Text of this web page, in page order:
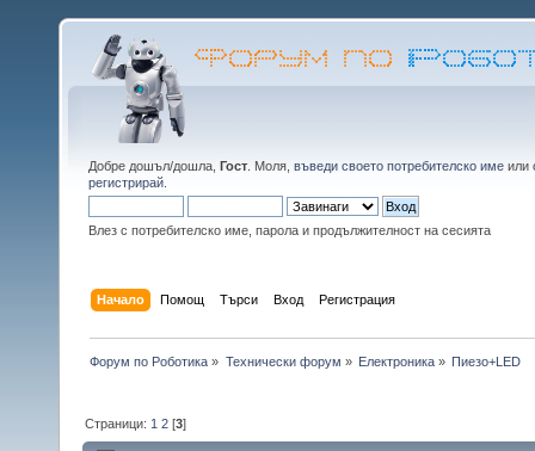
Добре дошъл/дошла, Гост . Моля, въведи своето потребителско име или
регистрирай
Влез с потребителско име, парола и продължителност на сесията
Начало Помощ Търси Вход Регистрация
Форум по Роботика » Технически форум » Електроника» Пиезо+LED
Страници: 1 2 [3]